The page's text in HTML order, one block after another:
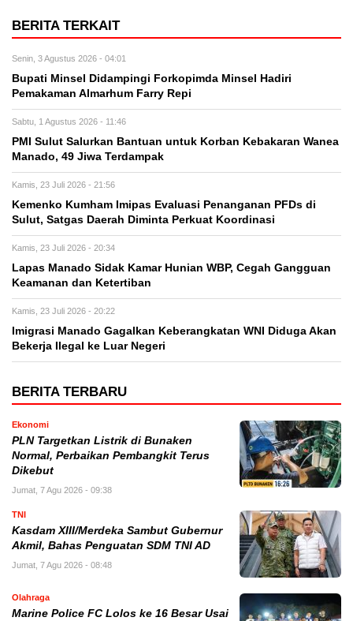
BERITA TERKAIT
Senin, 3 Agustus 2026 - 04:01
Bupati Minsel Didampingi Forkopimda Minsel Hadiri
Pemakaman Almarhum Farry Repi
Sabtu, 1 Agustus 2026 - 11:46
PMI Sulut Salurkan Bantuan untuk Korban Kebakaran Wanea
Manado, 49 Jiwa Terdampak
Kamis, 23 Juli 2026 - 21:56
Kemenko Kumham Imipas Evaluasi Penanganan PFDs di
Sulut, Satgas Daerah Diminta Perkuat Koordinasi
Kamis, 23 Juli 2026 - 20:34
Lapas Manado Sidak Kamar Hunian WBP, Cegah Gangguan
Keamanan dan Ketertiban
Kamis, 23 Juli 2026 - 20:22
Imigrasi Manado Gagalkan Keberangkatan WNI Diduga Akan
Bekerja Ilegal ke Luar Negeri
BERITA TERBARU
Ekonomi
PLN Targetkan Listrik di Bunaken
Normal, Perbaikan Pembangkit Terus
Dikebut
Jumat, 7 Agu 2026 - 09:38
TNI
Kasdam XIII/Merdeka Sambut Gubernur
Akmil, Bahas Penguatan SDM TNI AD
Jumat, 7 Agu 2026 - 08:48
Olahraga
Marine Police FC Lolos ke 16 Besar Usai